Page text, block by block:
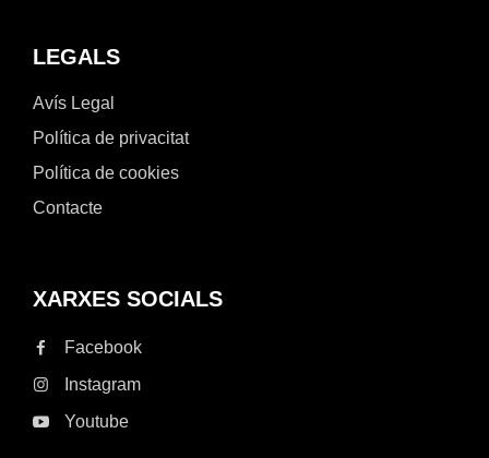
LEGALS
Avís Legal
Política de privacitat
Política de cookies
Contacte
XARXES SOCIALS
Facebook
Instagram
Youtube